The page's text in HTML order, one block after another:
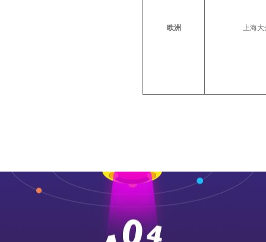
欧洲 上海大